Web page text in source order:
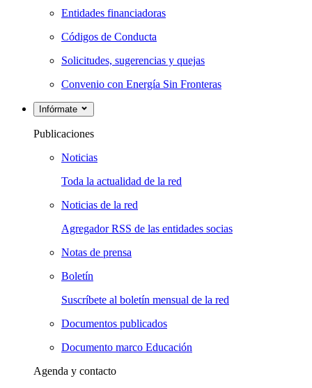
Entidades financiadoras
Códigos de Conducta
Solicitudes, sugerencias y quejas
Convenio con Energía Sin Fronteras
Infórmate
Publicaciones
Noticias
Toda la actualidad de la red
Noticias de la red
Agregador RSS de las entidades socias
Notas de prensa
Boletín
Suscríbete al boletín mensual de la red
Documentos publicados
Documento marco Educación
Agenda y contacto